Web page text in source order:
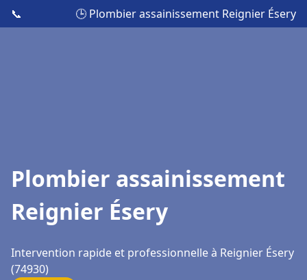
📞 🕒 Plombier assainissement Reignier Ésery
Plombier assainissement
Reignier Ésery
Intervention rapide et professionnelle à Reignier Ésery
(74930)